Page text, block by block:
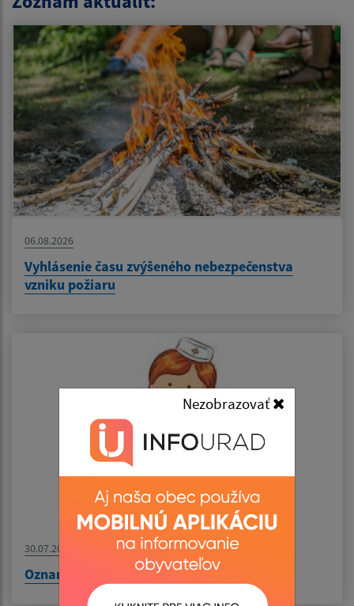
Nezobrazovať
06.08.2026
Vyhlásenie času zvýšeného nebezpečenstva
vzniku požiaru
30.07.2026
Oznam - MUDr. Pirická